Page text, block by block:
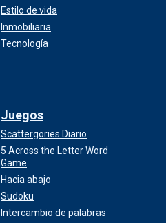
Estilo de vida
Inmobiliaria
Tecnología
Juegos
Scattergories Diario
5 Across the Letter Word
Game
Hacia abajo
Sudoku
Intercambio de palabras